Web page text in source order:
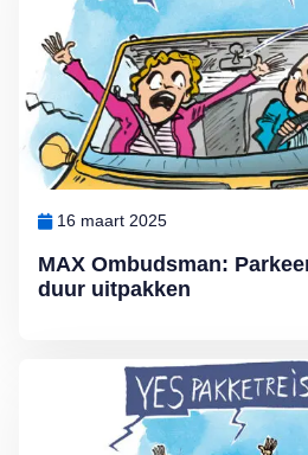
MAX Ombudsman:
duur uitpakken
16 maart 2025
Lees meer over De voordelen van